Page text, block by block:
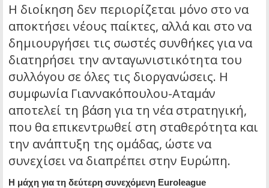
Η διοίκηση δεν περιορίζεται μόνο στο να
αποκτήσει νέους παίκτες, αλλά και στο να
δημιουργήσει τις σωστές συνθήκες για να
διατηρήσει την ανταγωνιστικότητα του
συλλόγου σε όλες τις διοργανώσεις. Η
συμφωνία Γιαννακόπουλου-Αταμάν
αποτελεί τη βάση για τη νέα στρατηγική,
που θα επικεντρωθεί στη σταθερότητα και
την ανάπτυξη της ομάδας, ώστε να
συνεχίσει να διαπρέπει στην Ευρώπη.
Η μάχη για τη δεύτερη συνεχόμενη Euroleague